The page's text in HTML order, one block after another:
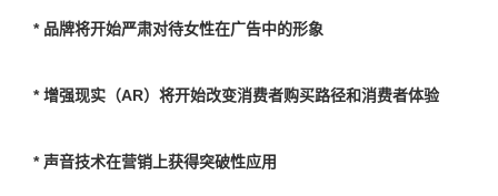
* 品牌将开始严肃对待女性在广告中的形象
* 增强现实（AR）将开始改变消费者购买路径和消费者体验
* 声音技术在营销上获得突破性应用